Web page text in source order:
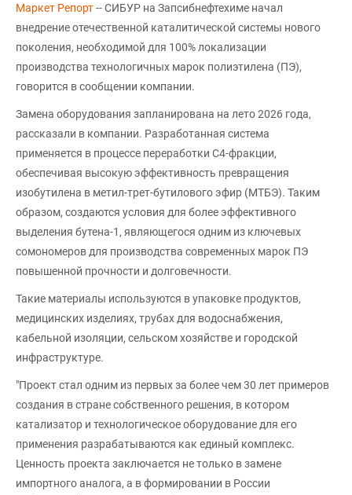
Маркет Репорт-- СИБУР на Запсибнефтехиме начал
внедрение отечественной каталитической системы нового
поколения, необходимой для 100% локализации
производства технологичных марок полиэтилена (ПЭ),
говорится в сообщении компании.
Замена оборудования запланирована на лето 2026 года,
рассказали в компании. Разработанная система
применяется в процессе переработки С4-фракции,
обеспечивая высокую эффективность превращения
изобутилена в метил-трет-бутилового эфир (МТБЭ). Таким
образом, создаются условия для более эффективного
выделения бутена-1, являющегося одним из ключевых
сомономеров для производства современных марок ПЭ
повышенной прочности и долговечности.
Такие материалы используются в упаковке продуктов,
медицинских изделиях, трубах для водоснабжения,
кабельной изоляции, сельском хозяйстве и городской
инфраструктуре.
"Проект стал одним из первых за более чем 30 лет примеров
создания в стране собственного решения, в котором
катализатор и технологическое оборудование для его
применения разрабатываются как единый комплекс.
Ценность проекта заключается не только в замене
импортного аналога, а в формировании в России